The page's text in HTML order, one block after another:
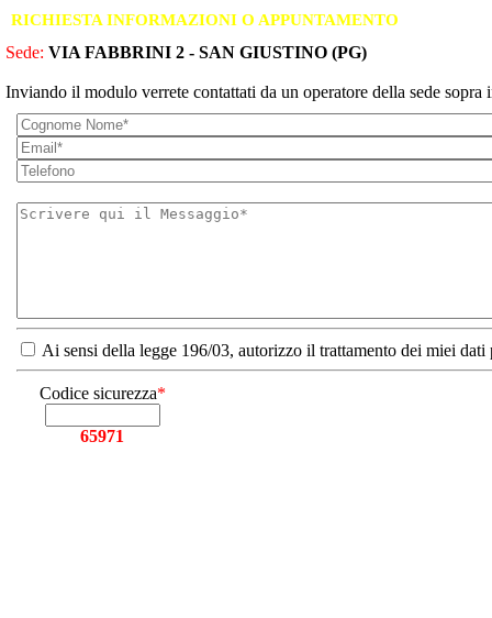
RICHIESTA INFORMAZIONI O APPUNTAMENTO
Sede: VIA FABBRINI 2 - SAN GIUSTINO (PG)
Inviando il modulo verrete contattati da un operatore della sede sopra
Ai sensi della legge 196/03, autorizzo il trattamento dei miei
Codice sicurezza*
65971